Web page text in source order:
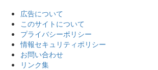
広告について
このサイトについて
プライバシーポリシー
情報セキュリティポリシー
お問い合わせ
リンク集